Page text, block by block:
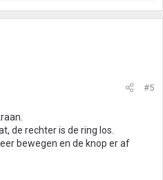
#5
de rechter is de ring los.
bewegen en de knop er af